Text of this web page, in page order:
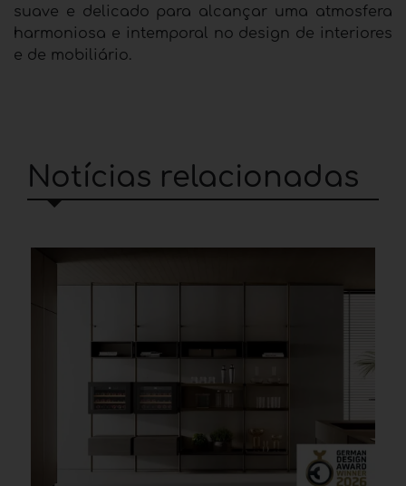
suave e delicado para alcançar uma atmosfera
harmoniosa e intemporal no design de interiores
e de mobiliário.
Notícias relacionadas